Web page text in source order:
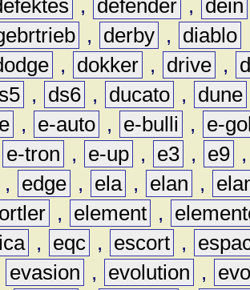
, defender , dein
, derby , diablo
, dokker , drive ,
, ds6 , ducato , dune
e , e-auto , e-bulli ,
e-
e-tron , e-up , e3 , e9
, edge , ela , elan ,
, element ,
, eqc , escort ,
evasion , evolution ,